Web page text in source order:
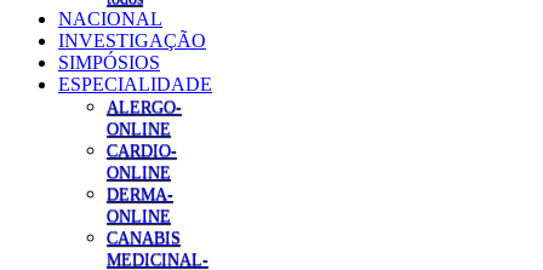
NACIONAL
INVESTIGAÇÃO
SIMPÓSIOS
ESPECIALIDADE
ALERGO-
ONLINE
CARDIO-
ONLINE
DERMA-
ONLINE
CANABIS
MEDICINAL-